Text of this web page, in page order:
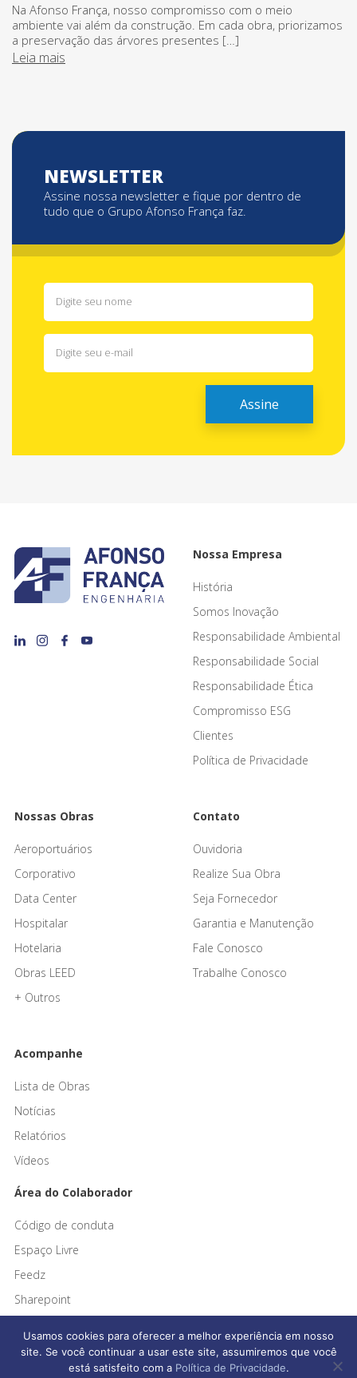
Na Afonso França, nosso compromisso com o meio
ambiente vai além da construção. Em cada obra, priorizamos
a preservação das árvores presentes […]
Leia mais
NEWSLETTER
Assine nossa newsletter e fique por dentro de
tudo que o Grupo Afonso França faz.
Nossa Empresa
História
Somos Inovação
Responsabilidade Ambiental
Responsabilidade Social
Responsabilidade Ética
Compromisso ESG
Clientes
Política de Privacidade
Nossas Obras
Aeroportuários
Corporativo
Data Center
Hospitalar
Hotelaria
Obras LEED
+ Outros
Contato
Ouvidoria
Realize Sua Obra
Seja Fornecedor
Garantia e Manutenção
Fale Conosco
Trabalhe Conosco
Acompanhe
Lista de Obras
Notícias
Relatórios
Vídeos
Área do Colaborador
Código de conduta
Espaço Livre
Feedz
Sharepoint
Usamos cookies para oferecer a melhor experiência em nosso
site. Se você continuar a usar este site, assumiremos que você
está satisfeito com a Política de Privacidade.